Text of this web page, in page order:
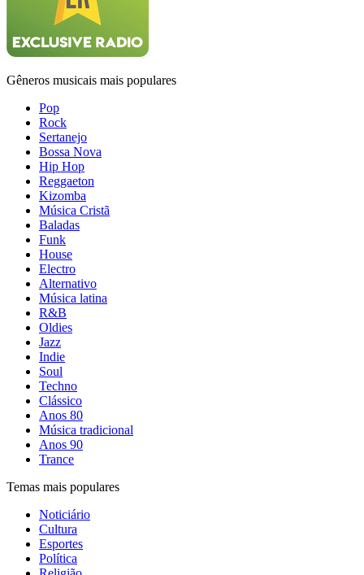
Gêneros musicais mais populares
Pop
Rock
Sertanejo
Bossa Nova
Hip Hop
Reggaeton
Kizomba
Música Cristã
Baladas
Funk
House
Electro
Alternativo
Música latina
R&B
Oldies
Jazz
Indie
Soul
Techno
Clássico
Anos 80
Música tradicional
Anos 90
Trance
Temas mais populares
Noticiário
Cultura
Esportes
Política